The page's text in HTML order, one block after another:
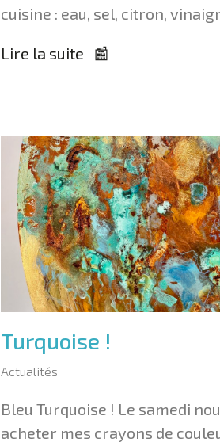
cuisine : eau, sel, citron,
Lire la suite 📰
Turquoise !
Actualités
Bleu Turquoise ! Le samedi
acheter mes crayons de